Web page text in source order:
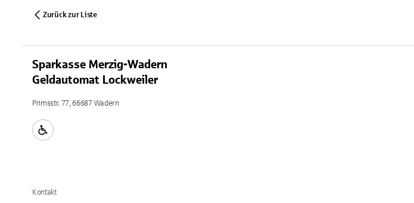
Zurück zur Liste
Sparkasse Merzig-Wadern
Geldautomat Lockweiler
Primsstr. 77, 66687 Wadern
Kontakt